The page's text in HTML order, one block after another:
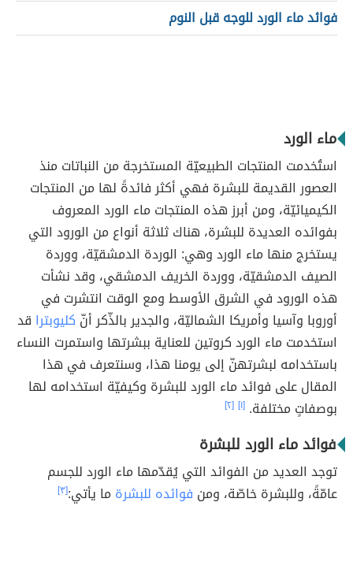
فوائد ماء الورد للوجه قبل النوم
ماء الورد
استُخدمت المنتجات الطبيعيّة المستخرجة من النباتات منذ
العصور القديمة للبشرة فهي أكثر فائدةً لها من المنتجات
الكيميائيّة، ومن أبرز هذه المنتجات ماء الورد المعروف
بفوائده العديدة للبشرة، هناك ثلاثة أنواع من الورود التي
يستخرج منها ماء الورد وهي: الوردة الدمشقيّة، ووردة
الصيف الدمشقيّة، ووردة الخريف الدمشقي، وقد نشأت
هذه الورود في الشرق الأوسط ومع الوقت انتشرت في
أوروبا وآسيا وأمريكا الشماليّة، والجدير بالذّكر أنّ كليوبترا قد
استخدمت ماء الورد كروتين للعناية ببشرتها واستمرت النساء
باستخدامه لبشرتهنّ إلى يومنا هذا، وسنتعرف في هذا
المقال على فوائد ماء الورد للبشرة وكيفيّة استخدامه لها
بوصفاتٍ مختلفة. [١] [٢]
فوائد ماء الورد للبشرة
توجد العديد من الفوائد التي يُقدّمها ماء الورد للجسم
عامّةً، وللبشرة خاصّة، ومن فوائده للبشرة ما يأتي:[٣]